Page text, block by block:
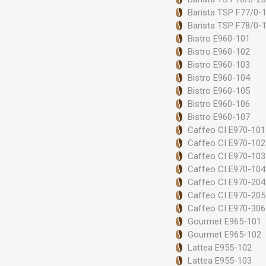
Barista TSP F77/0-
Barista TSP F78/0-
Bistro E960-101
Bistro E960-102
Bistro E960-103
Bistro E960-104
Bistro E960-105
Bistro E960-106
Bistro E960-107
Caffeo CI E970-101
Caffeo CI E970-102
Caffeo CI E970-103
Caffeo CI E970-104
Caffeo CI E970-204
Caffeo CI E970-205
Caffeo CI E970-306
Gourmet E965-101
Gourmet E965-102
Lattea E955-102
Lattea E955-103